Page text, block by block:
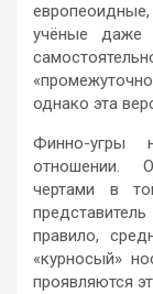
учёные даже
однако эта
Финно-угры
отношении.
чертами в
правило,
«курносый»
проявляются